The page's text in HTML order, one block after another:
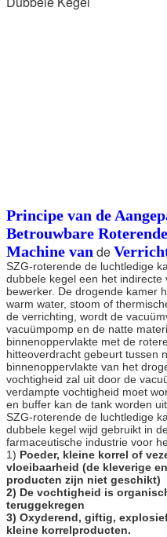
Principe van de
Betrouwbare
Machine van de
SZG-roterende de luchtledige
dubbele kegel een het
bewerker. De drogende kamer
warm water, stoom of
de verrichting, wordt de
vacuümpomp en de natte
binnenoppervlakte met de
hitteoverdracht gebeurt tussen
binnenoppervlakte van het
vochtigheid zal uit door de
verdampte vochtigheid moet
en buffer kan de tank worden
SZG-roterende de luchtledige
dubbele kegel wijd gebruikt in
farmaceutische industrie voor
1) Poeder, kleine korrel of
vloeibaarheid (de kleverige
producten zijn niet geschikt)
2) De vochtigheid is
teruggekregen
3) Oxyderend, giftig,
kleine korrelproducten.